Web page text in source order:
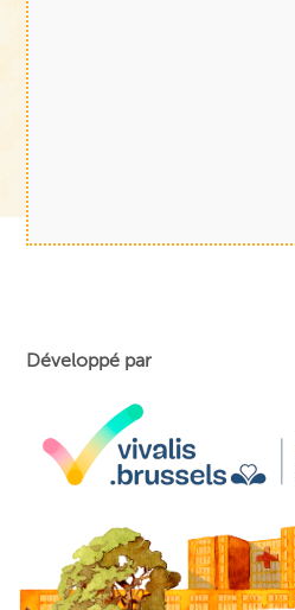
Développé par